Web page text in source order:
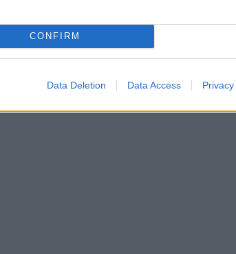
CONFIRM
Data Deletion Data Access
a salas VIP en aeropuertos hasta
disfrutar de todo eso mientras